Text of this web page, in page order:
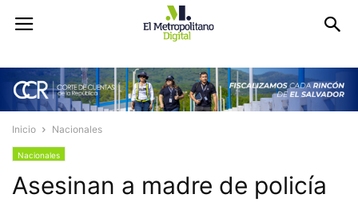
Inicio Nacionales
Nacionales
Asesinan a madre de policía